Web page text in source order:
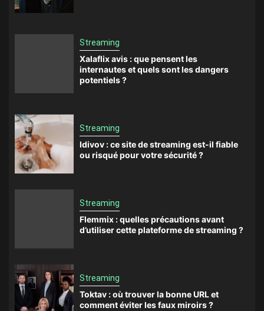
Streaming
Xalaflix avis : que pensent les
internautes et quels sont les dangers
potentiels ?
Streaming
Idivov : ce site de streaming est-il fiable
ou risqué pour votre sécurité ?
Streaming
Flemmix : quelles précautions avant
d’utiliser cette plateforme de streaming ?
Streaming
Toktav : où trouver la bonne URL et
comment éviter les faux miroirs ?